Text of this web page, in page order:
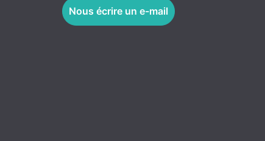
Nous écrire un e-mail